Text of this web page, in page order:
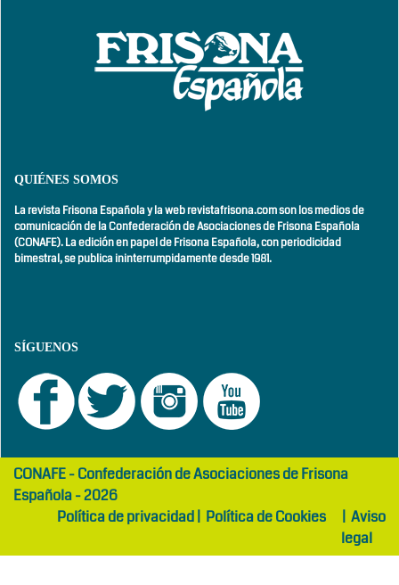
QUIÉNES SOMOS
La revista Frisona Española y la web revistafrisona.com son los medios de
comunicación de la Confederación de Asociaciones de Frisona Española
(CONAFE). La edición en papel de Frisona Española, conperiodicidad
bimestral,se publica ininterrumpidamente desde 1981.
SÍGUENOS
girls
abaya
maltepe
otelCONAFE - Confederación de Asociaciones de Frisona
Española - 2026
Política de privacidad| Política de Cookies | Aviso
legal